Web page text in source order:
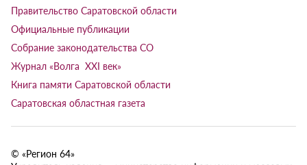
Правительство Саратовской области
Официальные публикации
Собрание законодательства СО
Журнал «Волга XXI век»
Книга памяти Саратовской области
Саратовская областная газета
© «Регион 64»